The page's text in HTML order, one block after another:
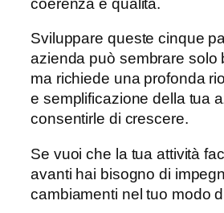
coerenza e qualità.
Sviluppare queste cinque
azienda può sembrare solo
ma richiede una profonda
e semplificazione della tua
consentirle di crescere.
Se vuoi che la tua attività
avanti hai bisogno di
cambiamenti nel tuo modo